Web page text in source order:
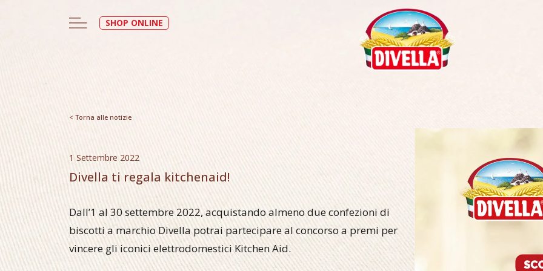
SHOP ONLINE
< Torna alle notizie
1 Settembre 2022
Divella ti regala kitchenaid!
Dall’1 al 30 settembre 2022, acquistando almeno due confezioni di
biscotti a marchio Divella potrai partecipare al concorso a premi per
vincere gli iconici elettrodomestici Kitchen Aid.